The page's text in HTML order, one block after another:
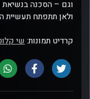
וגם – הסכנה בנשיאת
ולאן תתפתח תעשיית
קרדיט תמונות:שי